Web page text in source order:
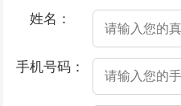
姓名：
手机号码：